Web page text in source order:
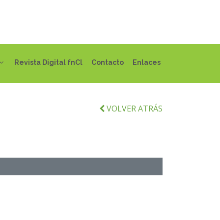
Revista Digital fnCl Contacto Enlaces
VOLVER ATRÁS